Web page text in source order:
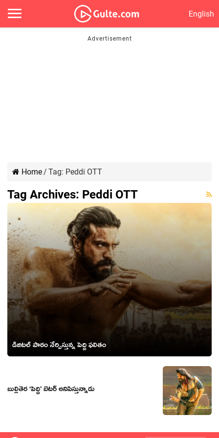
English
Home/ Tag: Peddi OTT
Tag Archives: Peddi OTT
డిజిటల్ పాఠం నేర్పిస్తున్న పెద్ది ఫలితం
బుల్లితెర ‘పెద్ది’ బెటర్ అనిపిస్తున్నాడు